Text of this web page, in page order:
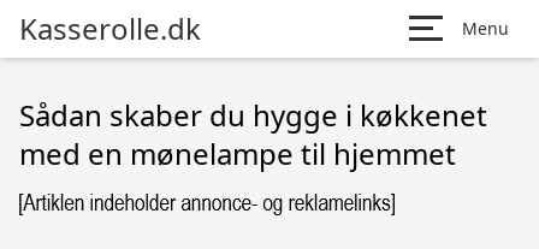
Kasserolle.dk Menu
Sådan skaber du hygge i køkkenet
med en mønelampe til hjemmet